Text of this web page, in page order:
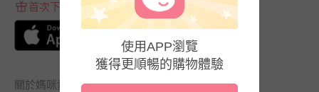
首次下載APP送$100折價券
關於媽咪愛
使用APP瀏覽
獲得更順暢的購物體驗